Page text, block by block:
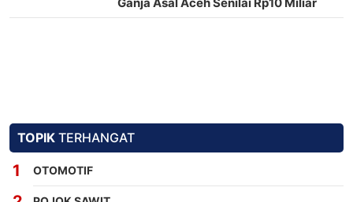
TOPIK TERHANGAT
OTOMOTIF